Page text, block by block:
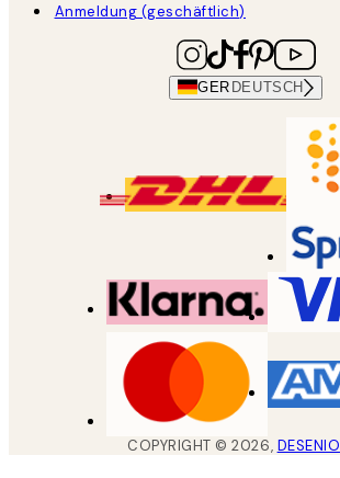
Anmeldung (geschäftlich)
GER DEUTSCH
COPYRIGHT ©2026, DESENIO